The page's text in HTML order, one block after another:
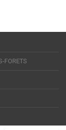
FORETS